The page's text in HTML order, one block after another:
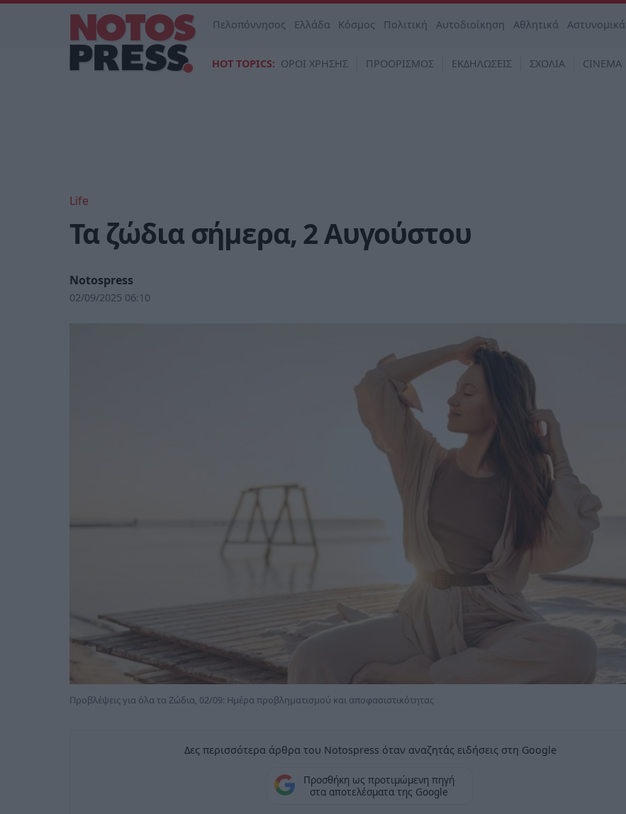
Πελοπόννησος Ελλάδα Κόσμος Πολιτική Αυτοδιοίκηση Αθλητικά Αστυνομικά
HOT TOPICS: ΟΡΟΙ ΧΡΗΣΗΣ ΠΡΟΟΡΙΣΜΟΣ ΕΚΔΗΛΩΣΕΙΣ ΣΧΟΛΙΑ CINEMA
Life
Τα ζώδια σήμερα, 2 Αυγούστου
Notospress
02/09/2025 06:10
Προβλέψεις για όλα τα Ζώδια, 02/09: Ημέρα προβληματισμού και αποφασιστικότητας
Δες περισσότερα άρθρα του Notospress όταν αναζητάς ειδήσεις στη Google
Προσθήκη ως προτιμώμενη πηγή
στα αποτελέσματα της Google